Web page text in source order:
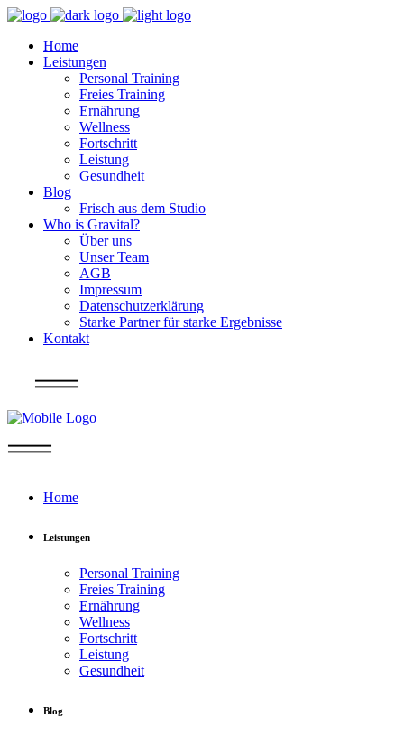
Home
Leistungen
Personal Training
Freies Training
Ernährung
Wellness
Fortschritt
Leistung
Gesundheit
Blog
Frisch aus dem Studio
Who is Gravital?
Über uns
Unser Team
AGB
Impressum
Datenschutzerklärung
Starke Partner für starke Ergebnisse
Kontakt
Home
Leistungen
Personal Training
Freies Training
Ernährung
Wellness
Fortschritt
Leistung
Gesundheit
Blog